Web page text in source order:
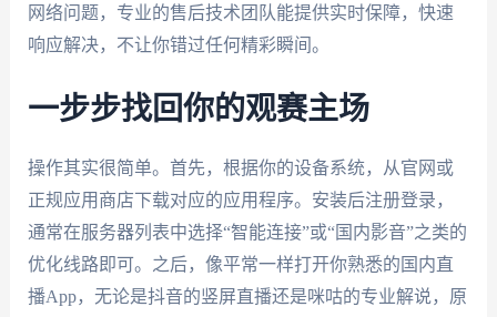
网络问题，专业的售后技术团队能提供实时保障，快速
响应解决，不让你错过任何精彩瞬间。
一步步找回你的观赛主场
操作其实很简单。首先，根据你的设备系统，从官网或
正规应用商店下载对应的应用程序。安装后注册登录，
通常在服务器列表中选择“智能连接”或“国内影音”之类的
优化线路即可。之后，像平常一样打开你熟悉的国内直
播App，无论是抖音的竖屏直播还是咪咕的专业解说，原